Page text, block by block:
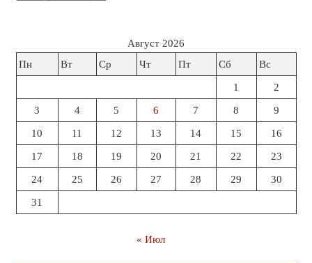
Август 2026
Пн
Вт Ср Чт Пт Сб Вс
1 2
3 4 5 6 7 8 9
10 11 12 13 14 15 16
17 18 19 20 21 22 23
24 25 26 27 28 29 30
31
« Июл